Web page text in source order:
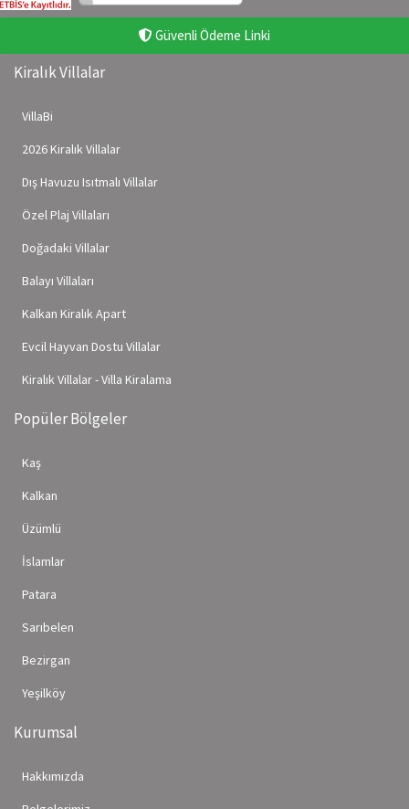
Güvenli Ödeme Linki
Kiralık Villalar
VillaBi
2026 Kiralık Villalar
Dış Havuzu Isıtmalı Villalar
Özel Plaj Villaları
Doğadaki Villalar
Balayı Villaları
Kalkan Kiralık Apart
Evcil Hayvan Dostu Villalar
Kiralık Villalar - Villa Kiralama
Popüler Bölgeler
Kaş
Kalkan
Üzümlü
İslamlar
Patara
Sarıbelen
Bezirgan
Yeşilköy
Kurumsal
Hakkımızda